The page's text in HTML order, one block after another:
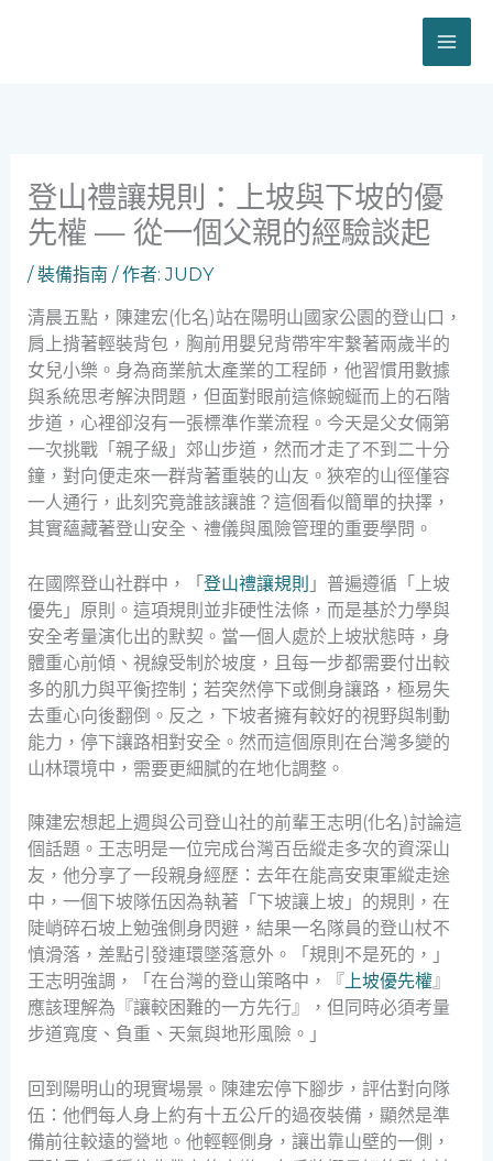
登山禮讓規則：上坡與下坡的優
先權 — 從一個父親的經驗談起
/裝備指南 / 作者:JUDY
清晨五點，陳建宏(化名)站在陽明山國家公園的登山口，
肩上揹著輕裝背包，胸前用嬰兒背帶牢牢繫著兩歲半的
女兒小樂。身為商業航太產業的工程師，他習慣用數據
與系統思考解決問題，但面對眼前這條蜿蜒而上的石階
步道，心裡卻沒有一張標準作業流程。今天是父女倆第
一次挑戰「親子級」郊山步道，然而才走了不到二十分
鐘，對向便走來一群背著重裝的山友。狹窄的山徑僅容
一人通行，此刻究竟誰該讓誰？這個看似簡單的抉擇，
其實蘊藏著登山安全、禮儀與風險管理的重要學問。
在國際登山社群中，「 登山禮讓規則 」普遍遵循「上坡
優先」原則。這項規則並非硬性法條，而是基於力學與
安全考量演化出的默契。當一個人處於上坡狀態時，身
體重心前傾、視線受制於坡度，且每一步都需要付出較
多的肌力與平衡控制；若突然停下或側身讓路，極易失
去重心向後翻倒。反之，下坡者擁有較好的視野與制動
能力，停下讓路相對安全。然而這個原則在台灣多變的
山林環境中，需要更細膩的在地化調整。
陳建宏想起上週與公司登山社的前輩王志明(化名)討論這
個話題。王志明是一位完成台灣百岳縱走多次的資深山
友，他分享了一段親身經歷：去年在能高安東軍縱走途
中，一個下坡隊伍因為執著「下坡讓上坡」的規則，在
陡峭碎石坡上勉強側身閃避，結果一名隊員的登山杖不
慎滑落，差點引發連環墜落意外。「規則不是死的，」
王志明強調，「在台灣的登山策略中，『上坡優先權』
應該理解為『讓較困難的一方先行』，但同時必須考量
步道寬度、負重、天氣與地形風險。」
回到陽明山的現實場景。陳建宏停下腳步，評估對向隊
伍：他們每人身上約有十五公斤的過夜裝備，顯然是準
備前往較遠的營地。他輕輕側身，讓出靠山壁的一側，